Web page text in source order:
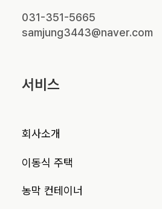
031-351-5665
samjung3443@naver.com
서비스
회사소개
이동식 주택
농막 컨테이너